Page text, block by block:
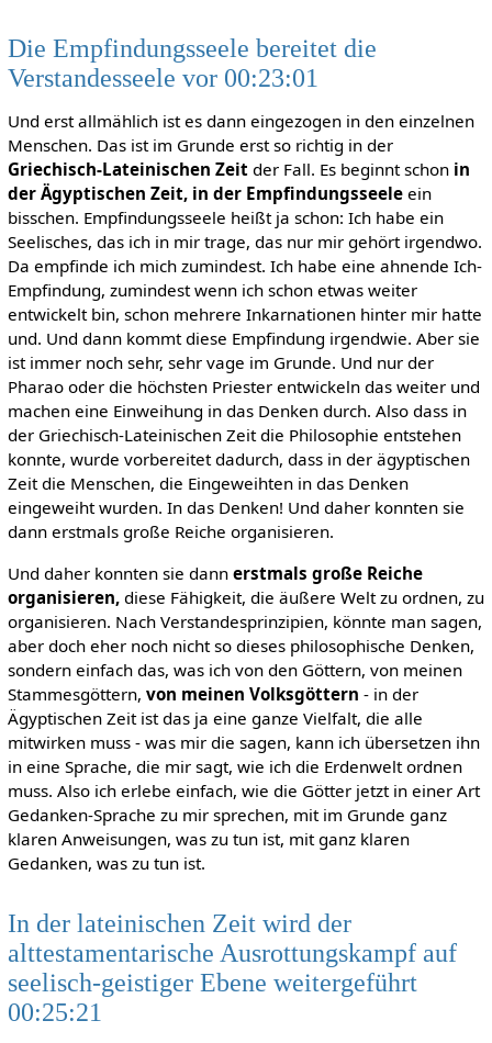
Die Empfindungsseele bereitet die
Verstandesseele vor 00:23:01
Und erst allmählich ist es dann eingezogen in den einzelnen
Menschen. Das ist im Grunde erst so richtig in der
Griechisch-Lateinischen Zeitder Fall. Es beginnt schon in
der Ägyptischen Zeit, in der Empfindungsseeleein
bisschen. Empfindungsseele heißt ja schon: Ich habe ein
Seelisches, das ich in mir trage, das nur mir gehört irgendwo.
Da empfinde ich mich zumindest. Ich habe eine ahnende Ich-
Empfindung, zumindest wenn ich schon etwas weiter
entwickelt bin, schon mehrere Inkarnationen hinter mir hatte
und. Und dann kommt diese Empfindung irgendwie. Aber sie
ist immer noch sehr, sehr vage im Grunde. Und nur der
Pharao oder die höchsten Priester entwickeln das weiter und
machen eine Einweihung in das Denken durch. Also dass in
der Griechisch-Lateinischen Zeit die Philosophie entstehen
konnte, wurde vorbereitet dadurch, dass in der ägyptischen
Zeit die Menschen, die Eingeweihten in das Denken
eingeweiht wurden. In das Denken! Und daher konnten sie
dann erstmals große Reiche organisieren.
Und daher konnten sie dann erstmals große Reiche
organisieren,diese Fähigkeit, die äußere Welt zu ordnen, zu
organisieren. Nach Verstandesprinzipien, könnte man sagen,
aber doch eher noch nicht so dieses philosophische Denken,
sondern einfach das, was ich von den Göttern, von meinen
Stammesgöttern, von meinen Volksgöttern - in der
Ägyptischen Zeit ist das ja eine ganze Vielfalt, die alle
mitwirken muss - was mir die sagen, kann ich übersetzen ihn
in eine Sprache, die mir sagt, wie ich die Erdenwelt ordnen
muss. Also ich erlebe einfach, wie die Götter jetzt in einer Art
Gedanken-Sprache zu mir sprechen, mit im Grunde ganz
klaren Anweisungen, was zu tun ist, mit ganz klaren
Gedanken, was zu tun ist.
In der lateinischen Zeit wird der
alttestamentarische Ausrottungskampf auf
seelisch-geistiger Ebene weitergeführt
00:25:21